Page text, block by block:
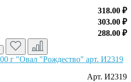
318.00 ₽
303.00 ₽
288.00 ₽
Арт. И2319